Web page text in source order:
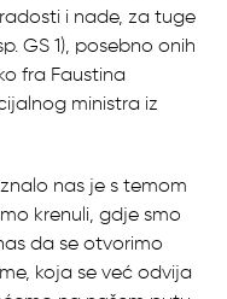
i nade, za tuge
GS 1), posebno onih
fra Faustina
ministra iz
nas je s temom
krenuli, gdje smo
da se otvorimo
koja se već odvija